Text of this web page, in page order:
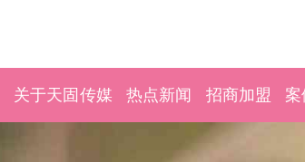
关于天固传媒 热点新闻 招商加盟